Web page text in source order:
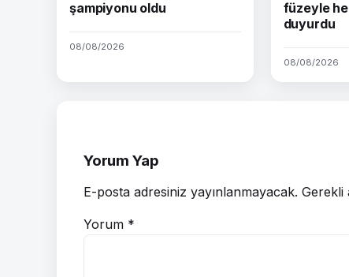
şampiyonu oldu
08/08/2026
füzeyle
duyurdu
08/08/2026
Yorum Yap
E-posta adresiniz yayınlanmayacak. Gerekli
Yorum *